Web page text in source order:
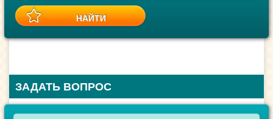
ЗАДАТЬ ВОПРОС